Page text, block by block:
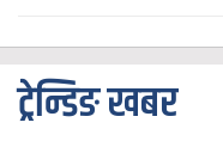
ट्रेन्डिङ खबर